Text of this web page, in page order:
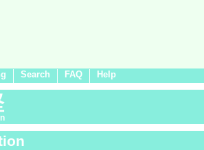
Search FAQ Help